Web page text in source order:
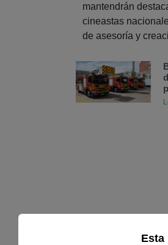
Esta
mantendrán
cineastas
de asesoría y